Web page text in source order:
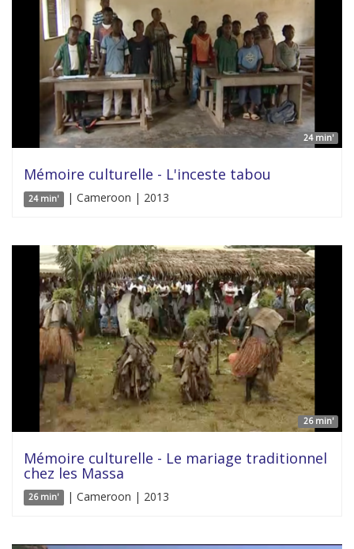
24 min'
Mémoire culturelle - L'inceste tabou
24 min' | Cameroon | 2013
26 min'
Mémoire culturelle - Le mariage traditionnel
chez les Massa
26 min' | Cameroon | 2013